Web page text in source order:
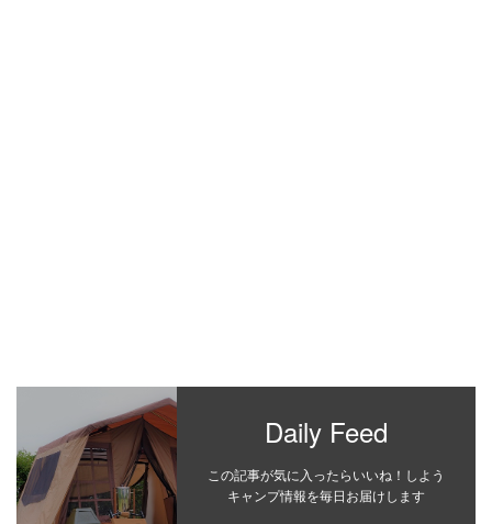
Daily Feed
この記事が気に入ったらいいね！しよう
キャンプ情報を毎日お届けします